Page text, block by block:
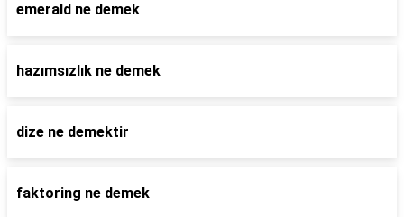
emerald ne demek
hazımsızlık ne demek
dize ne demektir
faktoring ne demek